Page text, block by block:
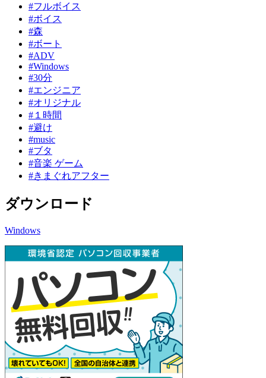
#フルボイス
#ボイス
#森
#ボート
#ADV
#Windows
#30分
#エンジニア
#オリジナル
#１時間
#避け
#music
#ブタ
#音楽 ゲーム
#きまぐれアフター
ダウンロード
Windows